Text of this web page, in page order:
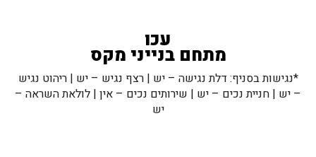
עכו
מתחם בנייני מקס
*נגישות בסניף: דלת נגישה – יש | רצף נגיש – יש | ריהוט נגיש
– יש | חניית נכים – יש | שירותים נכים – אין | לולאת השראה –
יש